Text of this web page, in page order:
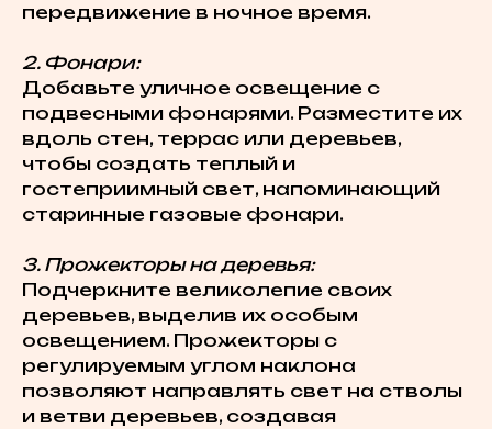
передвижение в ночное время.
2. Фонари:
Добавьте уличное освещение с
подвесными фонарями. Разместите их
вдоль стен, террас или деревьев,
чтобы создать теплый и
гостеприимный свет, напоминающий
старинные газовые фонари.
3. Прожекторы на деревья:
Подчеркните великолепие своих
деревьев, выделив их особым
освещением. Прожекторы с
регулируемым углом наклона
позволяют направлять свет на стволы
и ветви деревьев, создавая